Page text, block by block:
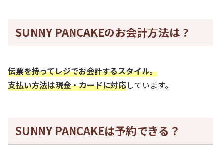
SUNNY PANCAKEのお会計方法は？
伝票を持ってレジでお会計するスタイル。
支払い方法は現金・カードに対応しています。
SUNNY PANCAKEは予約できる？